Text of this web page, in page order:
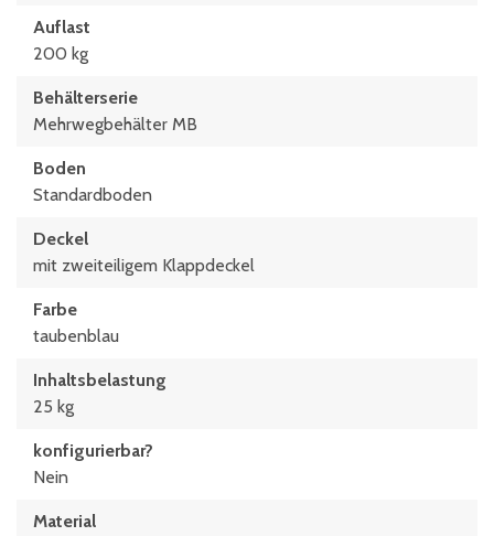
Auflast
200 kg
Behälterserie
Mehrwegbehälter MB
Boden
Standardboden
Deckel
mit zweiteiligem Klappdeckel
Farbe
taubenblau
Inhaltsbelastung
25 kg
konfigurierbar?
Nein
Material